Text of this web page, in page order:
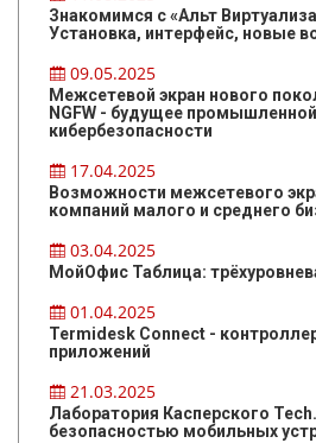
Знакомимся с «Альт
Установка, интерфейс, новые
09.05.2025
Межсетевой экран нового
NGFW - будущее промышленной
кибербезопасности
17.04.2025
Возможности межсетевого
компаний малого и среднего
03.04.2025
МойОфис Таблица:
01.04.2025
Termidesk Connect -
приложений
21.03.2025
Лаборатория Касперского
безопасностью мобильных